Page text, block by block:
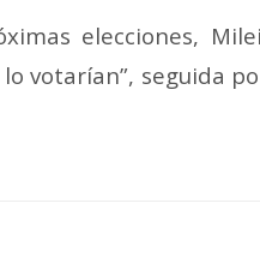
elecciones,
votarían”, seguida